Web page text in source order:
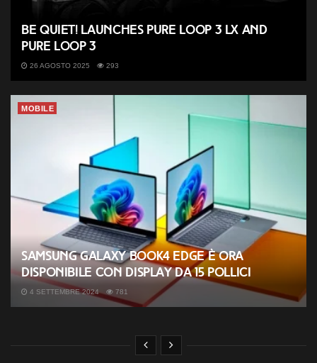
be quiet! launches Pure Loop 3 LX and
Pure Loop 3
26 AGOSTO 2025 293
MOBILE
Samsung Galaxy Book4 Edge è ora
disponibile con display da 15 pollici
4 SETTEMBRE 2024 781